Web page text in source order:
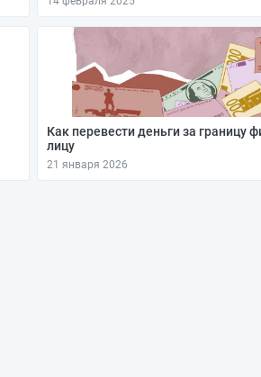
Как перевести деньги за границу
лицу
21 января 2026